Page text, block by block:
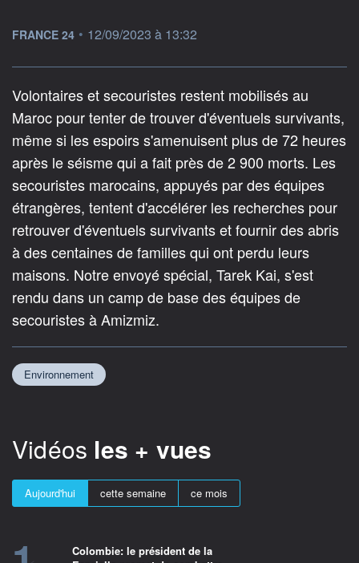
information fournie par
FRANCE 24 • 12/09/2023 à 13:32
Volontaires et secouristes restent mobilisés au
Maroc pour tenter de trouver d'éventuels survivants,
même si les espoirs s'amenuisent plus de 72 heures
après le séisme qui a fait près de 2 900 morts. Les
secouristes marocains, appuyés par des équipes
étrangères, tentent d'accélérer les recherches pour
retrouver d'éventuels survivants et fournir des abris
à des centaines de familles qui ont perdu leurs
maisons. Notre envoyé spécial, Tarek Kai, s'est
rendu dans un camp de base des équipes de
secouristes à Amizmiz.
Environnement
Vidéos les + vues
Aujourd'hui cette semaine ce mois
Colombie: le président de la